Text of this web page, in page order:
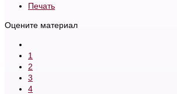
Печать
Оцените материал
1
2
3
4